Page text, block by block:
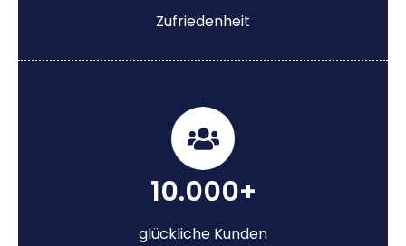
Zufriedenheit
10.000+
glückliche Kunden